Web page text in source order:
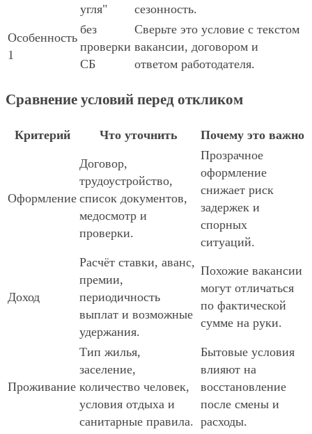
угля"
сезонность.
Особенность
1
без
проверки
СБ
Сверьте это условие с текстом
вакансии, договором и
ответом работодателя.
Сравнение условий перед откликом
Критерий Что уточнить Почему это важно
Оформление
Договор,
трудоустройство,
список документов,
медосмотр и
проверки.
Прозрачное
оформление
снижает риск
задержек и
спорных
ситуаций.
Доход
Расчёт ставки, аванс,
премии,
периодичность
выплат и возможные
удержания.
Похожие вакансии
могут отличаться
по фактической
сумме на руки.
Проживание
Тип жилья,
заселение,
количество человек,
условия отдыха и
санитарные правила.
Бытовые условия
влияют на
восстановление
после смены и
расходы.